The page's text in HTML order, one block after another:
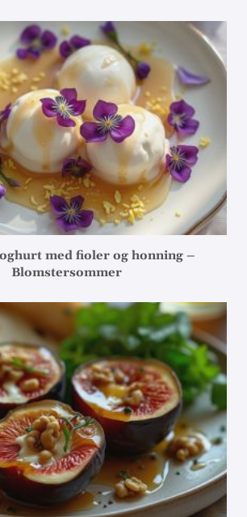
med fioler og honning –
Blomstersommer